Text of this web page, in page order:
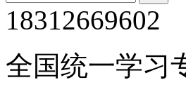
18312669602
全国统一学习